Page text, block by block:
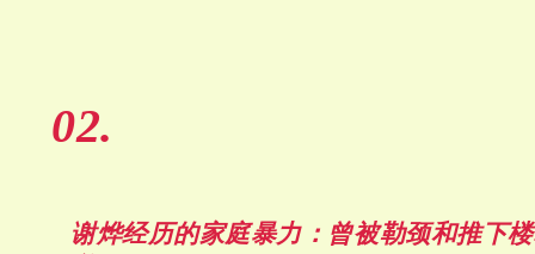
02.
谢烨经历的家庭暴力： 曾被勒颈和推下